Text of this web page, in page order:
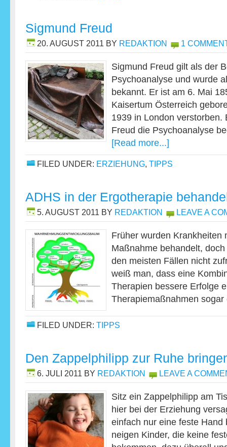
Sigmund Freud
20. AUGUST 2011 BY REDAKTION 1
Sigmund Freud gilt als der
Psychoanalyse und wurde
bekannt. Er ist am 6. Mai
Kaisertum Österreich
1939 in London verstorben.
Freud die Psychoanalyse
[Read more...]
FILED UNDER: ERZIEHUNG, TIPPS
ADHS in der Ergotherapie
5. AUGUST 2011 BY REDAKTION LEAVE A
Früher wurden Krankheiten
Maßnahme behandelt,
den meisten Fällen nicht
weiß man, dass eine
Therapien bessere Erfolge
Therapiemaßnahmen
FILED UNDER: TIPPS
Den Zappelphilipp zur Ruhe
6. JULI 2011 BY REDAKTION LEAVE A
Sitz ein Zappelphilipp am
hier bei der Erziehung
einfach nur eine feste Hand
neigen Kinder, die keine